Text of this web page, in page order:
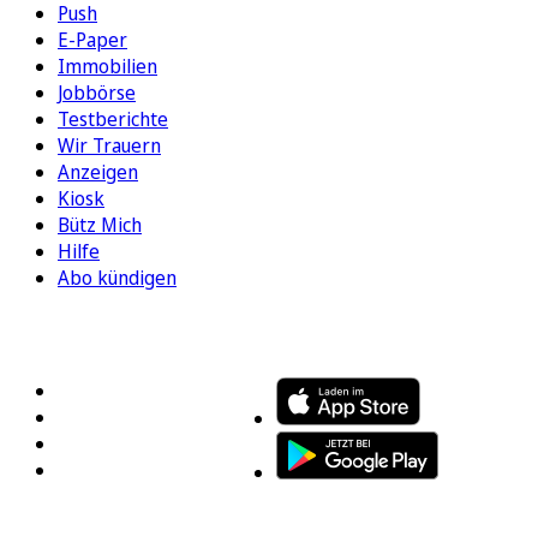
Push
E-Paper
Immobilien
Jobbörse
Testberichte
Wir Trauern
Anzeigen
Kiosk
Bütz Mich
Hilfe
Abo kündigen